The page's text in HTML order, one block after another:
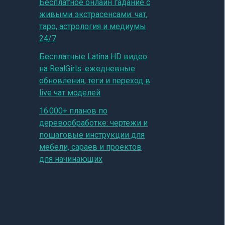
Бесплатное онлайн гадание с
живыми экстрасенсами: чат,
таро, астрология и медиумы
24/7
Бесплатные Latina HD видео
на RealGirls: ежедневные
обновления, теги и переход в
live чат моделей
16 000+ планов по
деревообработке: чертежи и
пошаговые инструкции для
мебели, сараев и проектов
для начинающих